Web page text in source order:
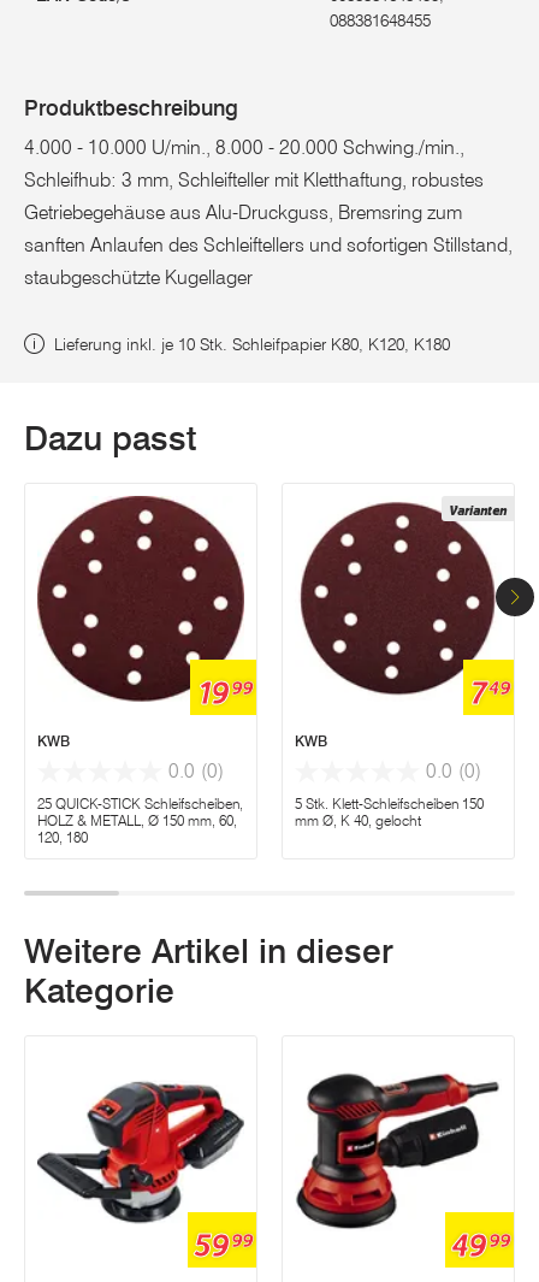
088381648455
Produktbeschreibung
4.000 - 10.000 U/min., 8.000 - 20.000 Schwing./min.,
Schleifhub: 3 mm, Schleifteller mit Kletthaftung, robustes
Getriebegehäuse aus Alu-Druckguss, Bremsring zum
sanften Anlaufen des Schleiftellers und sofortigen Stillstand,
staubgeschützte Kugellager
Lieferung inkl. je 10 Stk. Schleifpapier K80, K120, K180
Dazu passt
1999
KWB
0.0 (0)
25 QUICK-STICK Schleifscheiben,
HOLZ & METALL, Ø 150 mm, 60,
120, 180
Varianten
749
KWB
0.0 (0)
5 Stk. Klett-Schleifscheiben 150
mm Ø, K 40, gelocht
Weitere Artikel in dieser
Kategorie
5999 4999